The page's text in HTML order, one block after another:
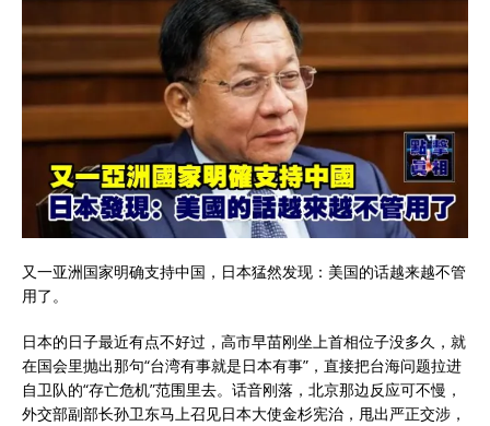
又一亚洲国家明确支持中国，日本猛然发现：美国的话越来越不管
用了。
日本的日子最近有点不好过，高市早苗刚坐上首相位子没多久，就
在国会里抛出那句“台湾有事就是日本有事”，直接把台海问题拉进
自卫队的“存亡危机”范围里去。话音刚落，北京那边反应可不慢，
外交部副部长孙卫东马上召见日本大使金杉宪治，甩出严正交涉，